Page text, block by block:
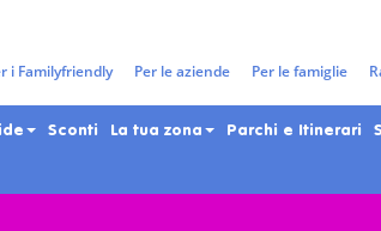
i Familyfriendly Per le aziende Per le famiglie
Sconti La tua zona Parchi e Itinerari